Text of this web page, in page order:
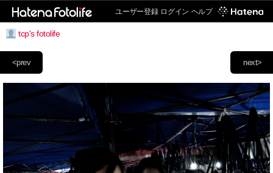
ユーザー登録 ログイン ヘルプ
tcp's fotolife
next>
<prev